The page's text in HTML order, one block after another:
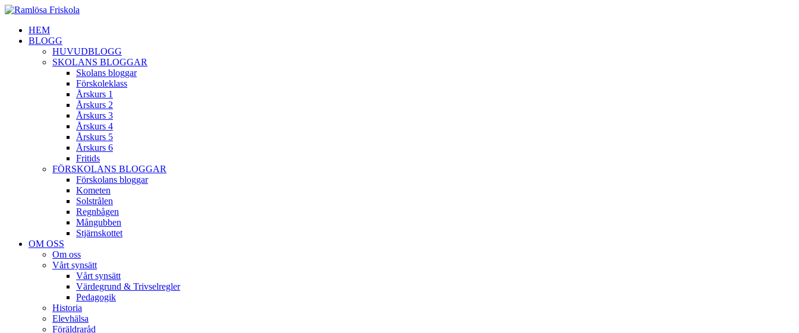
HEM
BLOGG
HUVUDBLOGG
SKOLANS BLOGGAR
Skolans bloggar
Förskoleklass
Årskurs 1
Årskurs 2
Årskurs 3
Årskurs 4
Årskurs 5
Årskurs 6
Fritids
FÖRSKOLANS BLOGGAR
Förskolans bloggar
Kometen
Solstrålen
Regnbågen
Mångubben
Stjärnskottet
OM OSS
Om oss
Vårt synsätt
Vårt synsätt
Värdegrund & Trivselregler
Pedagogik
Historia
Elevhälsa
Föräldraråd